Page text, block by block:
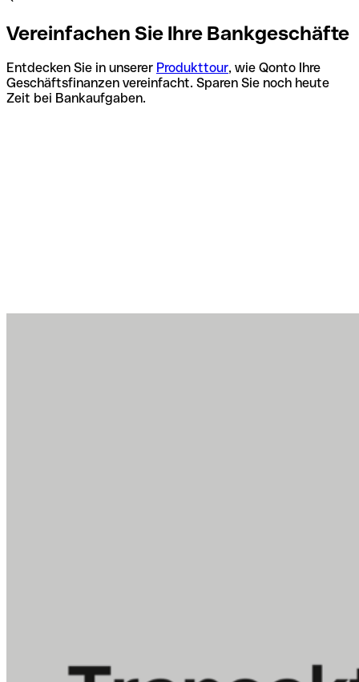
Vereinfachen Sie Ihre Bankgeschäfte
Entdecken Sie in unserer Produkttour, wie Qonto Ihre
Geschäftsfinanzen vereinfacht. Sparen Sie noch heute
Zeit bei Bankaufgaben.